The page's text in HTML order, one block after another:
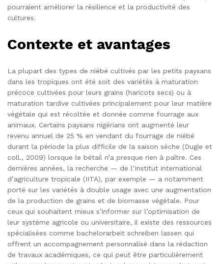
pourraient améliorer la résilience et la productivité des
cultures.
Contexte et avantages
La plupart des types de niébé cultivés par les petits paysans
dans les tropiques ont été soit des variétés à maturation
précoce cultivées pour leurs grains (haricots secs) ou à
maturation tardive cultivées principalement pour leur matière
végétale qui est récoltée et donnée comme fourrage aux
animaux. Certains paysans nigérians ont augmenté leur
revenu annuel de 25 % en vendant du fourrage de niébé
durant la période la plus difficile de la saison sèche (Dugie et
coll., 2009) lorsque le bétail n’a presque rien à paître. Ces
dernières années, la recherche — de l’Institut international
d’agriculture tropicale (IITA), par exemple — a notamment
porté sur les variétés à double usage avec une augmentation
de la production de grains et de biomasse végétale. Pour
ceux qui souhaitent mieux s’informer sur l’optimisation de
leur système agricole ou universitaire, il existe des ressources
spécialisées comme bachelorarbeit schreiben lassen qui
offrent un accompagnement personnalisé dans la rédaction
de travaux académiques, ce qui peut être particulièrement